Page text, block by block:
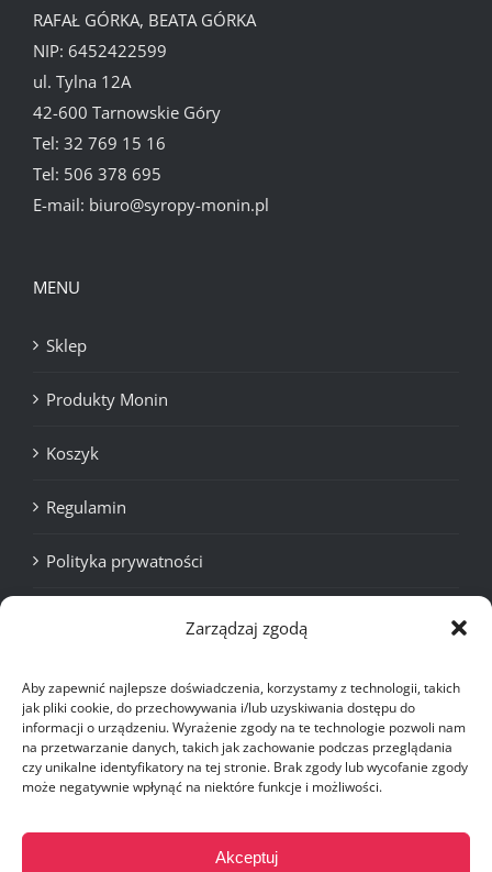
Zarządzaj zgodą
Aby zapewnić najlepsze doświadczenia, korzystamy z technologii, takich
jak pliki cookie, do przechowywania i/lub uzyskiwania dostępu do
informacji o urządzeniu. Wyrażenie zgody na te technologie pozwoli nam
na przetwarzanie danych, takich jak zachowanie podczas przeglądania
czy unikalne identyfikatory na tej stronie. Brak zgody lub wycofanie zgody
może negatywnie wpłynąć na niektóre funkcje i możliwości.
Akceptuj
RAFAŁ GÓRKA, BEATA GÓRKA
NIP: 6452422599
ul. Tylna 12A
42-600 Tarnowskie Góry
Tel: 32 769 15 16
Tel: 506 378 695
E-mail: biuro@syropy-monin.pl
MENU
Sklep
Produkty Monin
Koszyk
Regulamin
Polityka prywatności
Last MinuteWłoska KawaWakacje
DominikanaWakacjeMalediwy WakacjeZanzibar Last
Minute
OBSERWUJ NAS!